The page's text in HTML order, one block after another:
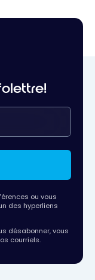
ou vous
des hyperliens
désabonner, vous
courriels.